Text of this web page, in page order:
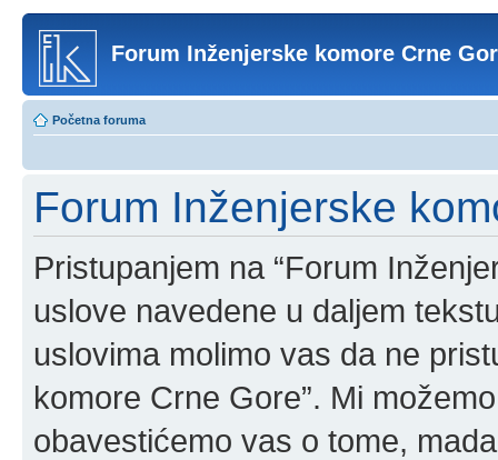
Forum Inženjerske komore Crne
Početna foruma
Forum Inženjerske
Pristupanjem na “Forum
uslove navedene u daljem
uslovima molimo vas da ne
komore Crne Gore”. Mi
obavestićemo vas o tome,